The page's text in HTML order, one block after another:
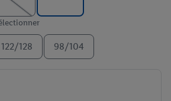
122/128 98/104